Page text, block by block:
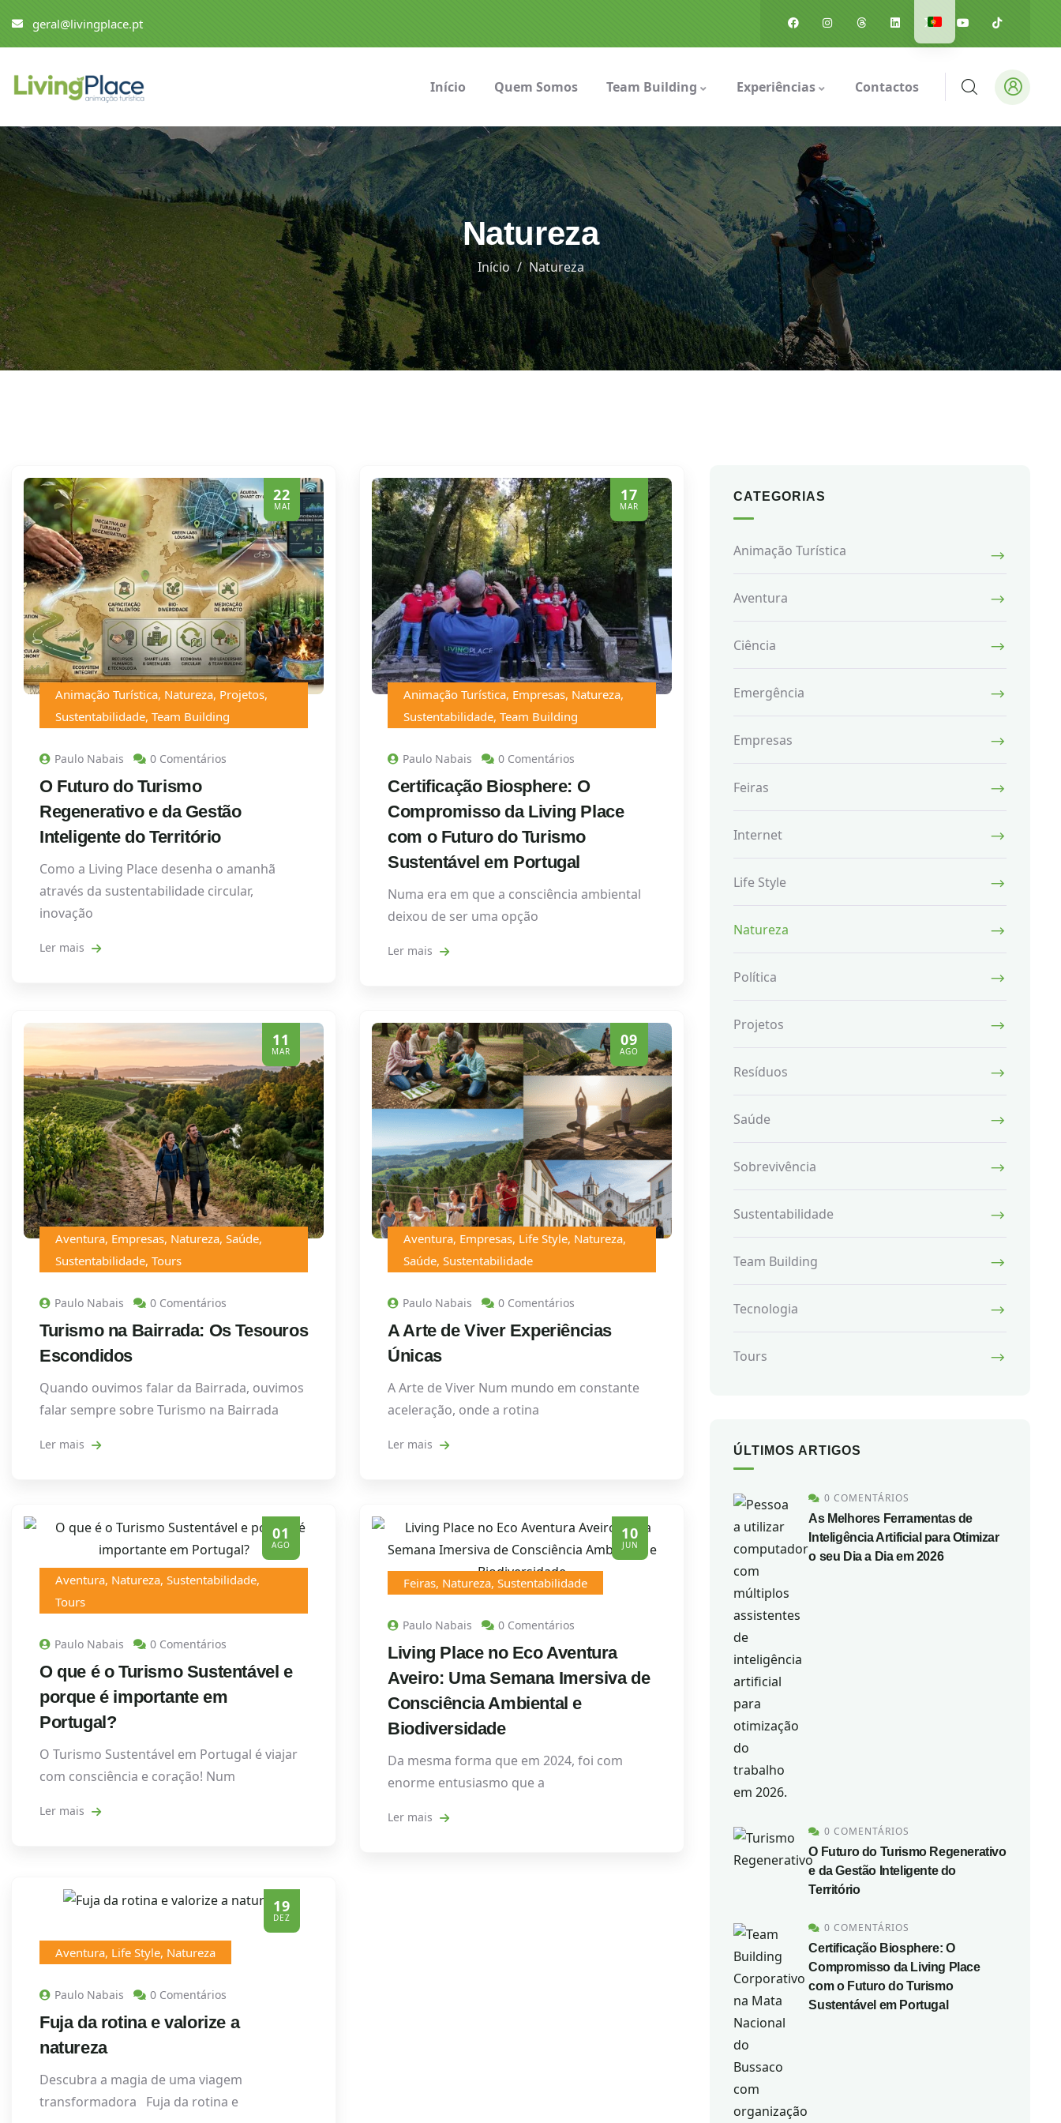
geral@livingplace.pt
Início Quem Somos Team Building Experiências Contactos
Natureza
Início Natureza
22
MAI
Animação Turística, Natureza, Projetos,
Sustentabilidade, Team Building
Paulo Nabais 0 Comentários
O Futuro do Turismo
Regenerativo e da Gestão
Inteligente do Território
Como a Living Place desenha o amanhã
através da sustentabilidade circular,
inovação
Ler mais
17
MAR
Animação Turística, Empresas, Natureza,
Sustentabilidade,Team Building
Paulo Nabais 0 Comentários
Certificação Biosphere: O
Compromisso da Living Place
com o Futuro do Turismo
Sustentável em Portugal
Numa era em que a consciência ambiental
deixou de ser uma opção
Ler mais
11
MAR
Aventura, Empresas, Natureza, Saúde,
Sustentabilidade, Tours
Paulo Nabais 0 Comentários
Turismo na Bairrada: Os Tesouros
Escondidos
Quando ouvimos falar da Bairrada, ouvimos
falar sempre sobre Turismo na Bairrada
Ler mais
09
AGO
Aventura, Empresas, Life Style, Natureza,
Saúde,Sustentabilidade
Paulo Nabais 0 Comentários
A Arte de Viver Experiências
Únicas
A Arte de Viver Num mundo em constante
aceleração, onde a rotina
Ler mais
01
AGO
Aventura, Natureza, Sustentabilidade,
Tours
Paulo Nabais 0 Comentários
O que é o Turismo Sustentável e
porque é importante em
Portugal?
O Turismo Sustentável em Portugal é viajar
com consciência e coração! Num
Ler mais
10
JUN
Feiras, Natureza,Sustentabilidade
Paulo Nabais 0 Comentários
Living Place no Eco Aventura
Aveiro: Uma Semana Imersiva de
Consciência Ambiental e
Biodiversidade
Da mesma forma que em 2024, foi com
enorme entusiasmo que a
Ler mais
19
DEZ
Aventura, Life Style, Natureza
Paulo Nabais 0 Comentários
Fuja da rotina e valorize a
natureza
Descubra a magia de uma viagem
transformadora Fuja da rotina e
CATEGORIAS
Animação Turística
Aventura
Ciência
Emergência
Empresas
Feiras
Internet
Life Style
Natureza
Política
Projetos
Resíduos
Saúde
Sobrevivência
Sustentabilidade
Team Building
Tecnologia
Tours
ÚLTIMOS ARTIGOS
0 COMENTÁRIOS
As Melhores Ferramentas de
Inteligência Artificial para Otimizar
o seu Dia a Dia em 2026
0 COMENTÁRIOS
O Futuro do Turismo Regenerativo
e da Gestão Inteligente do
Território
0 COMENTÁRIOS
Certificação Biosphere: O
Compromisso da Living Place
com o Futuro do Turismo
Sustentável em Portugal